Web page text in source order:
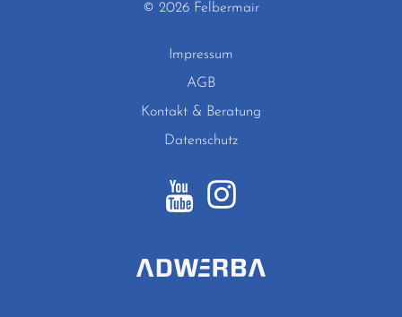
© 2026 Felbermair
Impressum
AGB
Kontakt & Beratung
Datenschutz